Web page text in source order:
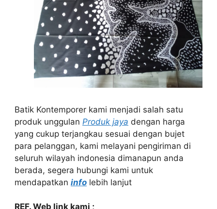
Batik Kontemporer kami menjadi salah satu
produk unggulan Produk jaya dengan harga
yang cukup terjangkau sesuai dengan bujet
para pelanggan, kami melayani pengiriman di
seluruh wilayah indonesia dimanapun anda
berada, segera hubungi kami untuk
mendapatkan info lebih lanjut
REF. Web link kami ;